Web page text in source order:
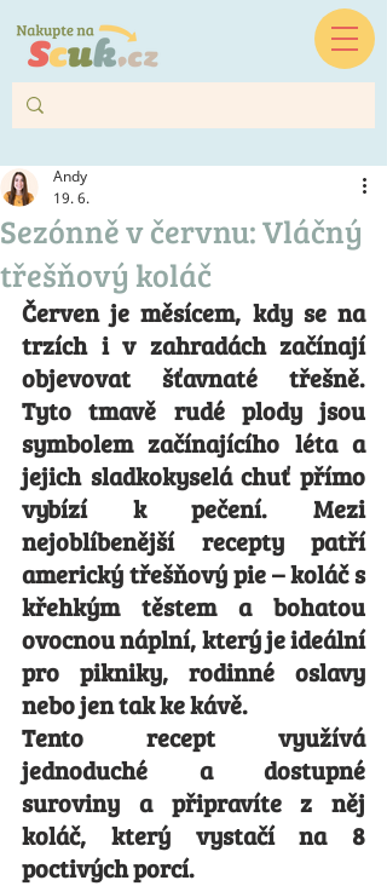
Sezónně v červnu: Vláčný
třešňový koláč
Andy
19. 6.
Červen je měsícem, kdy se na
trzích i v zahradách začínají
objevovat šťavnaté třešně.
Tyto tmavě rudé plody jsou
symbolem začínajícího léta a
jejich sladkokyselá chuť přímo
vybízí k pečení. Mezi
nejoblíbenější recepty patří
americký třešňový pie – koláč s
křehkým těstem a bohatou
ovocnou náplní, který je ideální
pro pikniky, rodinné oslavy
nebo jen tak ke kávě.
Tento recept využívá
jednoduché a dostupné
suroviny a připravíte z něj
koláč, který vystačí na 8
poctivých porcí.